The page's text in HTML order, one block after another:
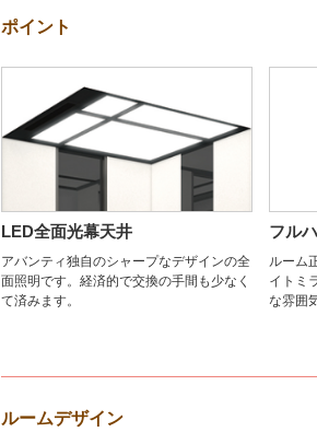
ポイント
LED全面光幕天井
アバンティ独自のシャープなデザインの全
面照明です。経済的で交換の手間も少なく
て済みます。
フル
ルーム
イトミ
な雰囲
ルームデザイン